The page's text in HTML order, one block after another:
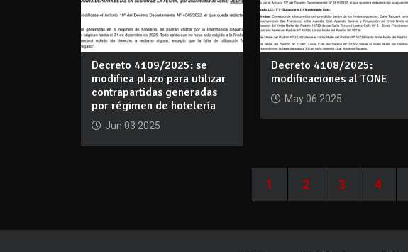
Decreto 4109/2025: se
modifica plazo para utilizar
contrapartidas generadas
por régimen de hotelería
Jun 03 2025
Decreto 4108/2025:
modificaciones al TONE
May 06 2025
1 2 3 4